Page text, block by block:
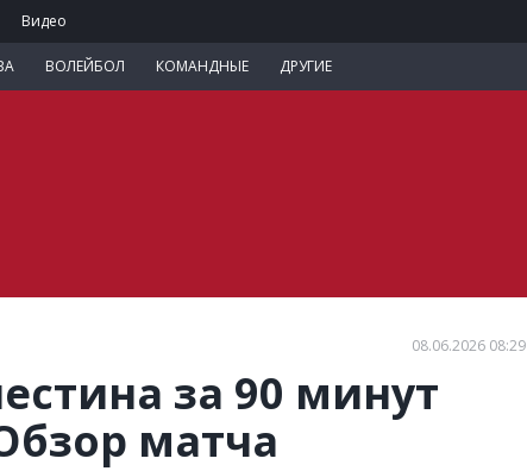
Видео
ВОЛЕЙБОЛ КОМАНДНЫЕ ДРУГИЕ
08.06.2026 08:29
за 90 минут
матча